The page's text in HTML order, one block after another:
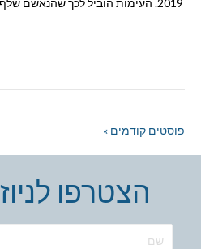
פוסטים קודמים »
הצטרפו